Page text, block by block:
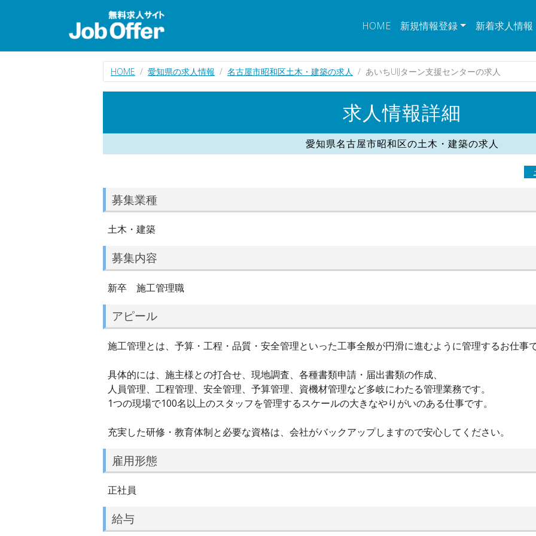
HOME 新規情報登録 新着求人情報
HOME 愛知県の求人情報 名古屋市昭和区土木・建築の求人 あいちUIJターン支援センターの求人
求人情報詳細
愛知県名古屋市昭和区の土木・建築の求人
募集業種
土木・建築
募集内容
新卒 施工管理職
アピール
施工管理とは、予算・工程・品質・安全管理といった工事全般が円滑に進むように管理するお仕事
具体的には、施主様との打合せ、現地調査、各種書類申請・届出書類の作成、
人員管理、工程管理、安全管理、予算管理、資機材管理など多岐にわたる管理業務です。
1つの現場で100名以上のスタッフを管理するスケールの大きなやりがいのある仕事です。
充実した研修・教育体制と必要な資格は、会社がバックアップしますので安心してください。
雇用形態
正社員
給与